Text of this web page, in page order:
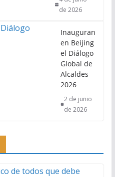
de 2026
Inauguran
en Beijing
el Diálogo
Global de
Alcaldes
2026
2 de junio
de 2026